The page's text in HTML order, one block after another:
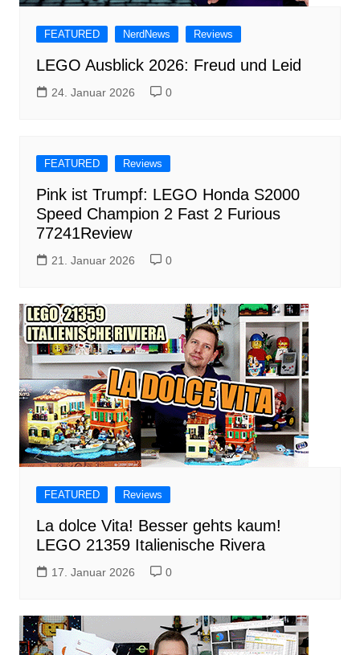
FEATURED NerdNews Reviews
LEGO Ausblick 2026: Freud und Leid
24. Januar 2026 0
FEATURED Reviews
Pink ist Trumpf: LEGO Honda S2000
Speed Champion 2 Fast 2 Furious
77241Review
21. Januar 2026 0
FEATURED Reviews
La dolce Vita! Besser gehts kaum!
LEGO 21359 Italienische Rivera
17. Januar 2026 0